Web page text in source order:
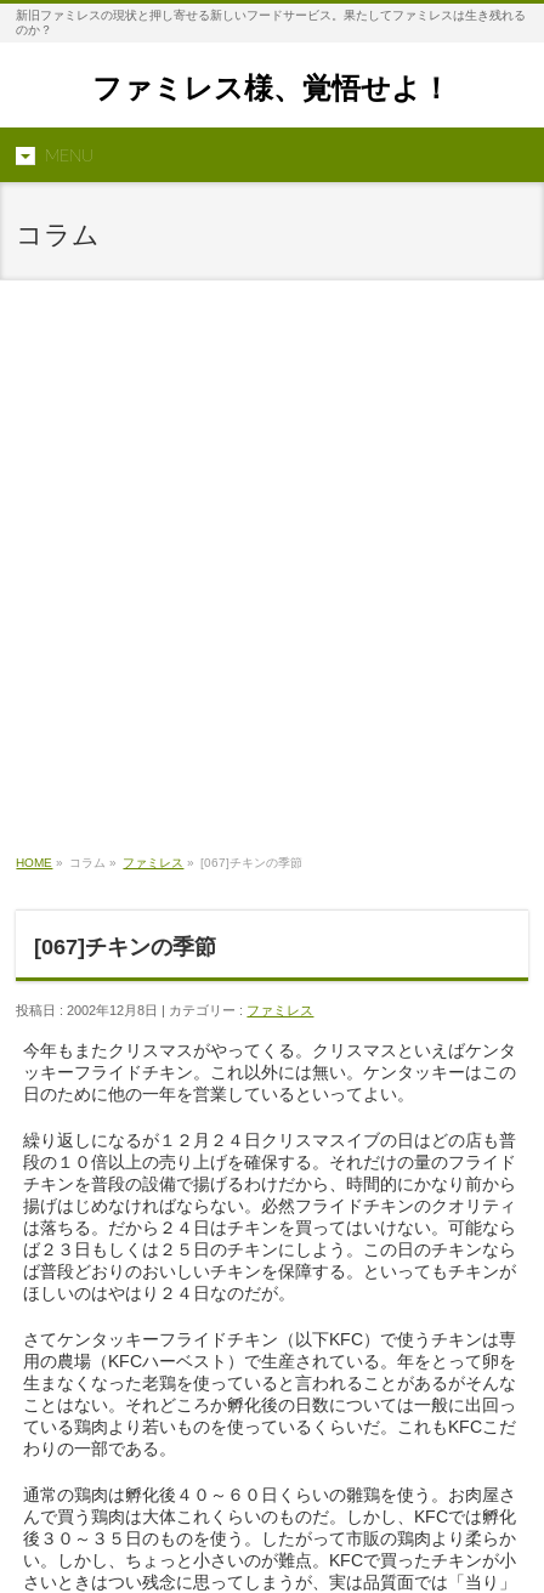
新旧ファミレスの現状と押し寄せる新しいフードサービス。果たしてファミレスは生き残れる
のか？
ファミレス様、覚悟せよ！
MENU
コラム
HOME » コラム » ファミレス » [067]チキンの季節
[067]チキンの季節
投稿日 : 2002年12月8日 | カテゴリー : ファミレス
今年もまたクリスマスがやってくる。クリスマスといえばケンタ
ッキーフライドチキン。これ以外には無い。ケンタッキーはこの
日のために他の一年を営業しているといってよい。
繰り返しになるが１２月２４日クリスマスイブの日はどの店も普
段の１０倍以上の売り上げを確保する。それだけの量のフライド
チキンを普段の設備で揚げるわけだから、時間的にかなり前から
揚げはじめなければならない。必然フライドチキンのクオリティ
は落ちる。だから２４日はチキンを買ってはいけない。可能なら
ば２３日もしくは２５日のチキンにしよう。この日のチキンなら
ば普段どおりのおいしいチキンを保障する。といってもチキンが
ほしいのはやはり２４日なのだが。
さてケンタッキーフライドチキン（以下KFC）で使うチキンは専
用の農場（KFCハーベスト）で生産されている。年をとって卵を
生まなくなった老鶏を使っていると言われることがあるがそんな
ことはない。それどころか孵化後の日数については一般に出回っ
ている鶏肉より若いものを使っているくらいだ。これもKFCこだ
わりの一部である。
通常の鶏肉は孵化後４０～６０日くらいの雛鶏を使う。お肉屋さ
んで買う鶏肉は大体これくらいのものだ。しかし、KFCでは孵化
後３０～３５日のものを使う。したがって市販の鶏肉より柔らか
い。しかし、ちょっと小さいのが難点。KFCで買ったチキンが小
さいときはつい残念に思ってしまうが、実は品質面では「当り」